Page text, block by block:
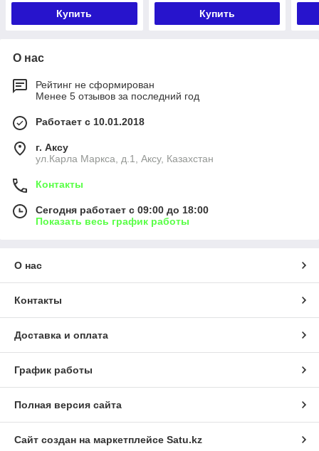
Купить Купить
О нас
Рейтинг не сформирован
Менее 5 отзывов за последний год
Работает с 10.01.2018
г. Аксу
ул.Карла Маркса, д.1, Аксу, Казахстан
Контакты
Сегодня работает с 09:00 до 18:00
Показать весь график работы
О нас
Контакты
Доставка и оплата
График работы
Полная версия сайта
Сайт создан на маркетплейсе Satu.kz